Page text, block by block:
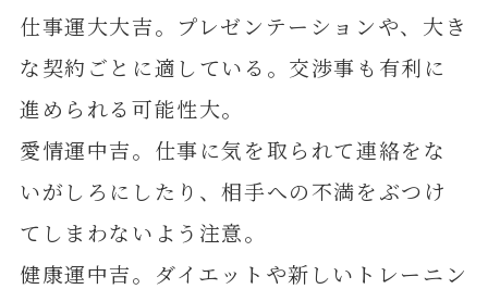
仕事運大大吉。プレゼンテーションや、大き
な契約ごとに適している。交渉事も有利に
進められる可能性大。
愛情運中吉。仕事に気を取られて連絡をな
いがしろにしたり、相手への不満をぶつけ
てしまわないよう注意。
健康運中吉。ダイエットや新しいトレーニン